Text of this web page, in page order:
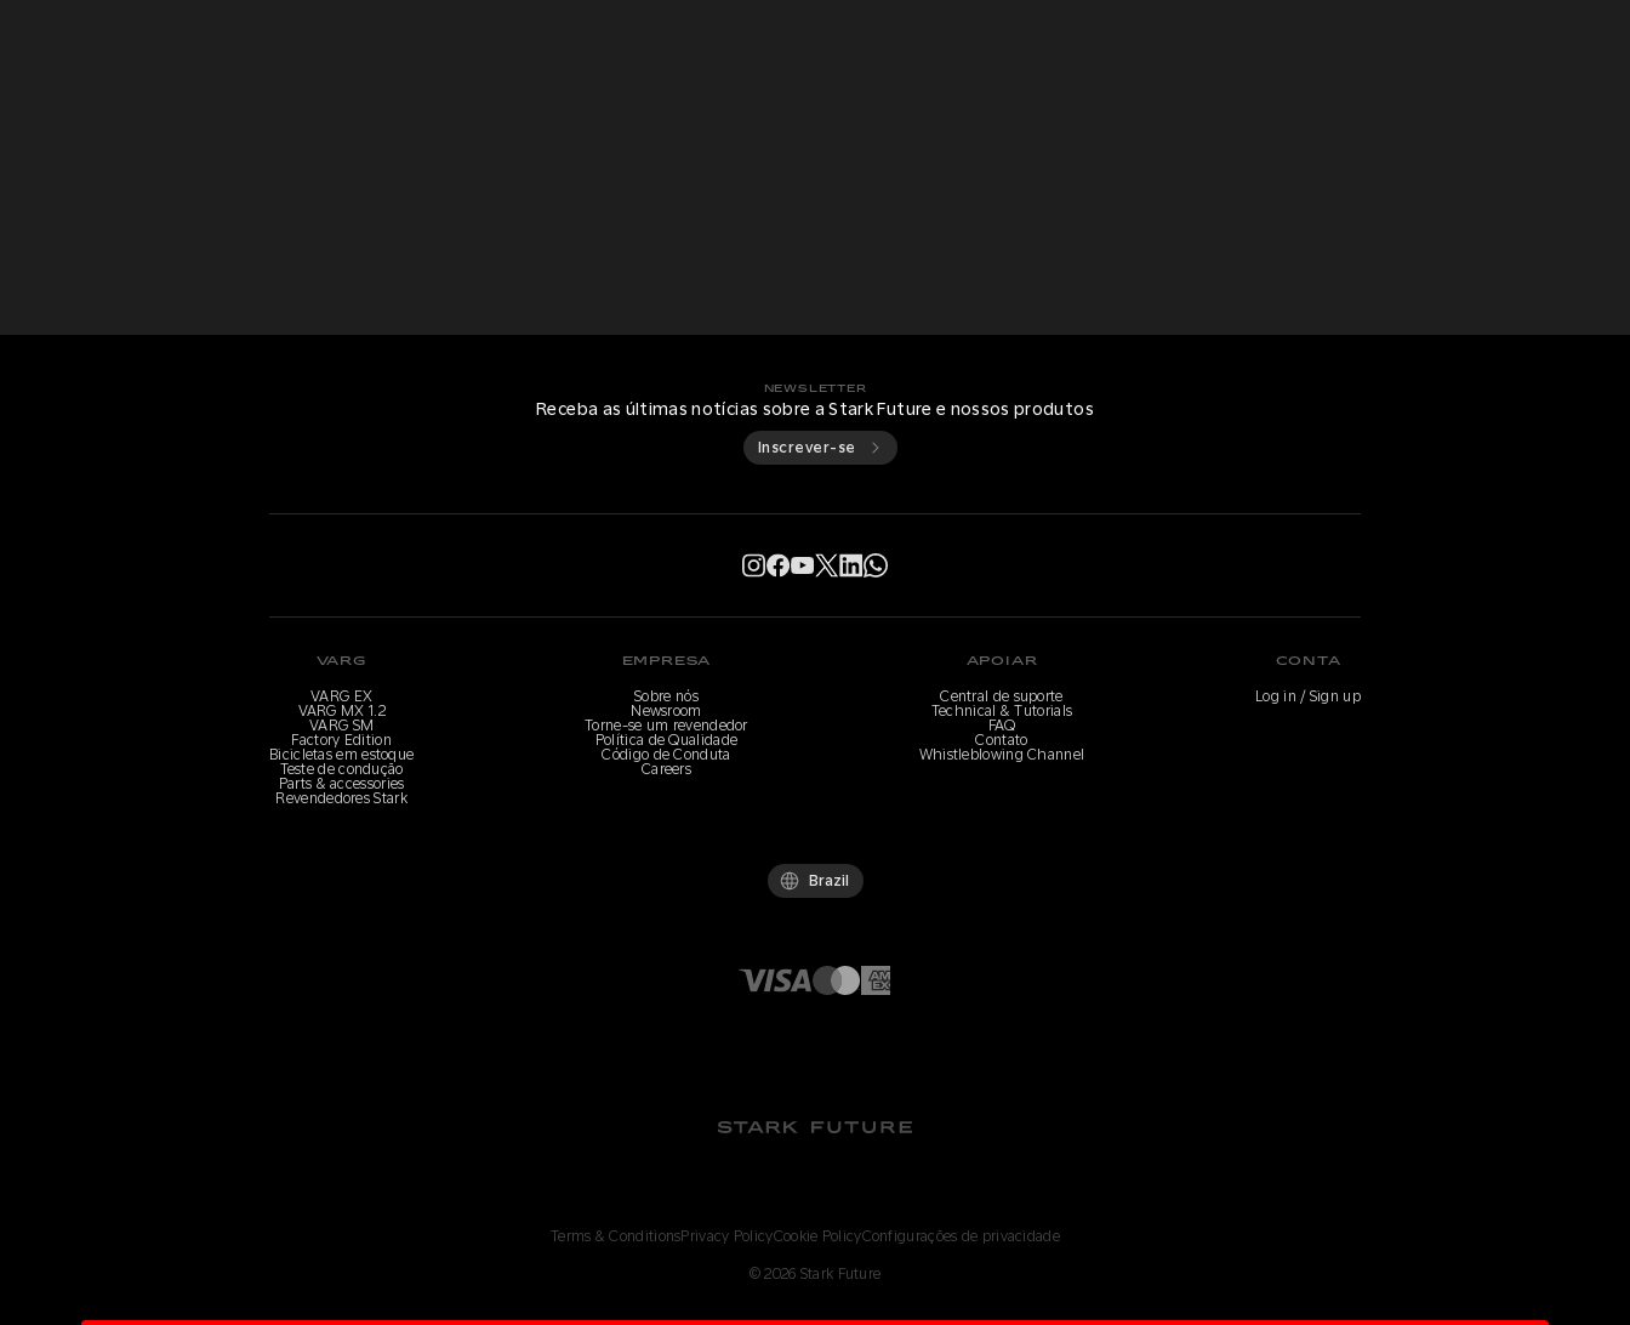
NEWSLETTER
Receba as últimas notícias sobre a Stark Future e nossos produtos
Inscrever-se
VARG
VARG EX
VARG MX 1.2
VARG SM
Factory Edition
Bicicletas em estoque
Teste de condução
Parts & accessories
Revendedores Stark
EMPRESA
Sobre nós
Newsroom
Torne-se um revendedor
Política de Qualidade
Código de Conduta
Careers
APOIAR
Central de suporte
Technical & Tutorials
FAQ
Contato
Whistleblowing Channel
CONTA
Log in / Sign up
Brazil
Terms & ConditionsPrivacy PolicyCookie PolicyConfigurações de privacidade
©2026 Stark Future